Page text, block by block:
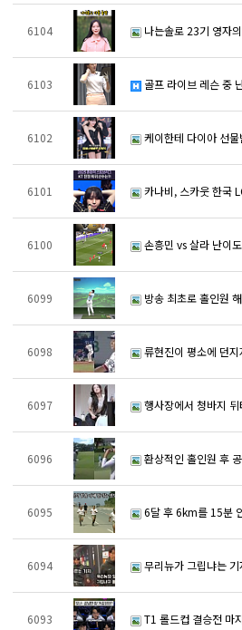
6104 나는솔로 23기 영자
6103 골프 라이브 레슨 중
6102 케이한테 다이아 선
6101 카나비, 스카웃 한국
6100 손흥민 vs 살라 난이
6099 방송 최초로 홀인원
6098 류현진이 평소에 던
6097 행사장에서 청바지
6096 환상적인 홀인원 후
6095 6달 후 6km를 15분
6094 무리뉴가 그립냐는
6093 T1 롤드컵 결승전 마